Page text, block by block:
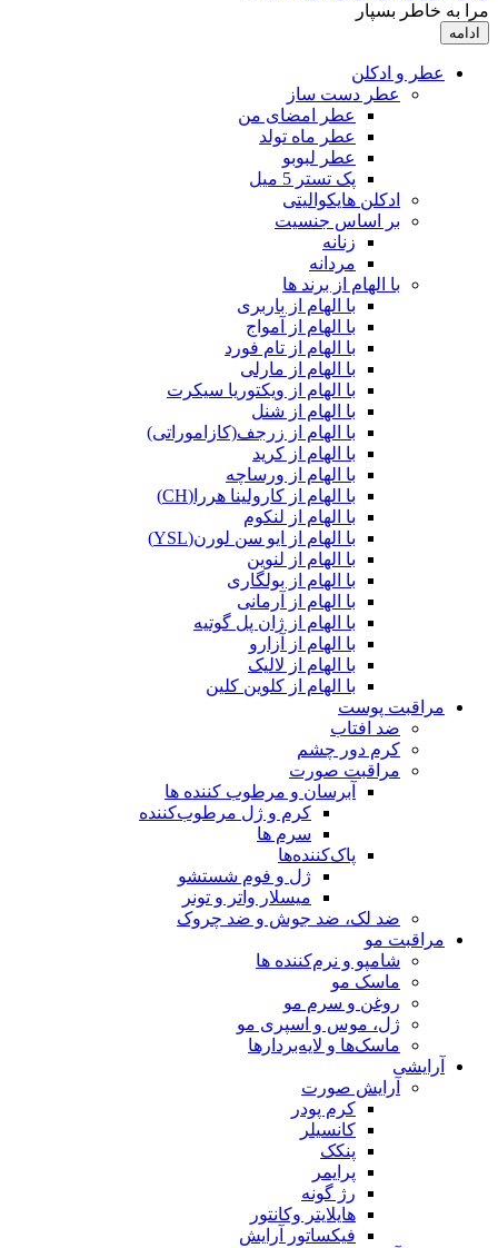
مرا به خاطر بسپار
ادامه
عطر و ادکلن
عطر دست ساز
عطر امضای من
عطر ماه تولد
عطر لبوبو
پک تستر 5 میل
ادکلن هایکوالیتی
بر اساس جنسیت
زنانه
مردانه
با الهام از برند ها
با الهام از باربری
با الهام از آمواج
با الهام از تام فورد
با الهام از مارلی
با الهام از ویکتوریا سیکرت
با الهام از شنل
با الهام از زرجف(کازاموراتی)
با الهام از کرید
با الهام از ورساچه
با الهام از کارولینا هررا(CH)
با الهام از لنکوم
با الهام از ایو سن لورن(YSL)
با الهام از لنوین
با الهام از بولگاری
با الهام از آرمانی
با الهام از ژان پل گوتیه
با الهام از آزارو
با الهام از لالیک
با الهام از کلوین کلین
مراقبت پوست
ضد افتاب
کرم دور چشم
مراقبت صورت
آبرسان و مرطوب کننده ها
کرم و ژل مرطوب‌کننده
سرم ها
پاک‌کننده‌ها
ژل و فوم شستشو
میسلار واتر و تونر
ضد لک، ضد جوش و ضد چروک
مراقبت مو
شامپو و نرم‌کننده ها
ماسک مو
روغن و سرم مو
ژل، موس و اسپری مو
ماسک‌ها و لایه‌بردارها
آرایشی
آرایش صورت
کرم پودر
کانسیلر
پنکک
پرایمر
رژ گونه
هایلایتر وکانتور
فیکساتور آرایش